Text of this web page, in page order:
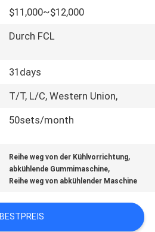
$11,000~$12,000
Durch FCL
31days
T/T, L/C, Western Union,
50sets/month
Reihe weg von der Kühlvorrichtung,
abkühlende Gummimaschine,
Reihe weg von abkühlender Maschine
BESTPREIS